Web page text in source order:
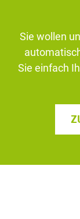
Sie wollen
Sie einfach